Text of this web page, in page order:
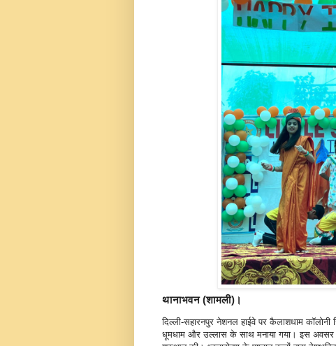
थानाभवन (शामली)।
दिल्ली-सहारनपुर नेशनल हाईवे पर कैलाशधाम कॉलोनी
धूमधाम और उल्लास के साथ मनाया गया। इस अवसर